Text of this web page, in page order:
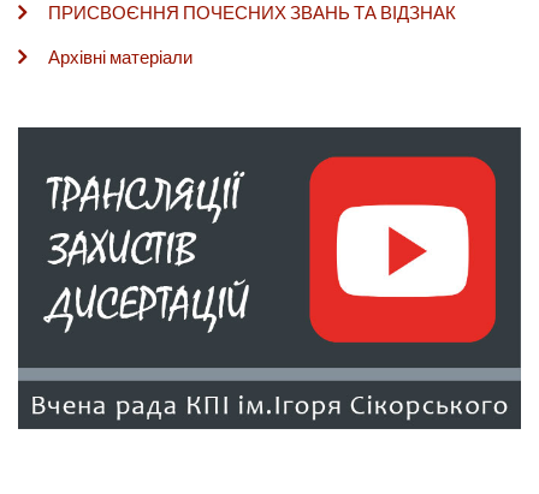
ПРИСВОЄННЯ ПОЧЕСНИХ ЗВАНЬ ТА ВІДЗНАК
Архівні матеріали